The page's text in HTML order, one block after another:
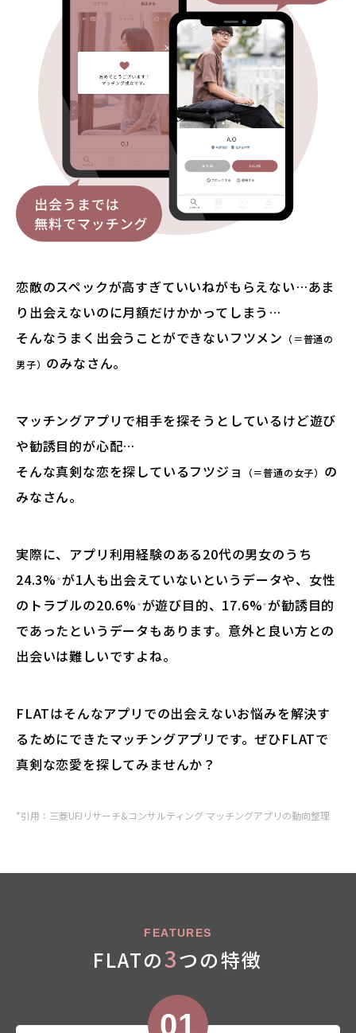
恋敵のスペックが高すぎていいねがもらえない…あま
り出会えないのに月額だけかかってしまう…
そんなうまく出会うことができないフツメン （＝普通の
男子） のみなさん。
マッチングアプリで相手を探そうとしているけど遊び
や勧誘目的が心配…
そんな真剣な恋を探しているフツジョ
（＝普通の女子） の
みなさん。
実際に、アプリ利用経験のある20代の男女のうち
24.3%*が1人も出会えていないというデータや、女性
のトラブルの20.6%*が遊び目的、17.6%*が勧誘目的
であったというデータもあります。意外と良い方との
出会いは難しいですよね。
FLATはそんなアプリでの出会えないお悩みを解決す
るためにできたマッチングアプリです。ぜひFLATで
真剣な恋愛を探してみませんか？
*引用：三菱UFJリサーチ&コンサルティング マッチングアプリの動向整理
FEATURES
FLATの3つの特徴